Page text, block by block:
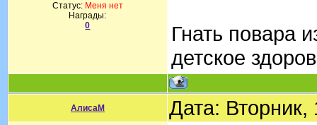
Статус: Меня нет
Награды:
0
Гнать повара
детское
АлисаМ Дата: